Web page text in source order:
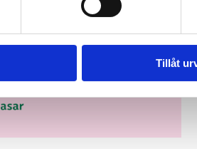
Tillåt